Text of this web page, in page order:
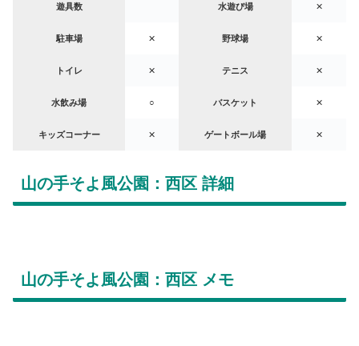
遊具数 水遊び場 ✕
駐車場 ✕ 野球場 ✕
トイレ ✕ テニス ✕
水飲み場 ○ バスケット ✕
キッズコーナー ✕ ゲートボール場 ✕
山の手そよ風公園：西区 詳細
山の手そよ風公園：西区 メモ